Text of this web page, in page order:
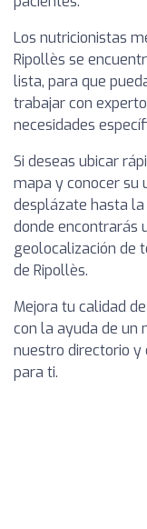
Los nutricionistas
Ripollès se
lista, para que
trabajar con
necesidades
Si deseas ubicar
mapa y conocer su
desplázate hasta
donde encontrarás
geolocalización de
de Ripollès.
Mejora tu calidad
con la ayuda de un
nuestro directorio y
para ti.